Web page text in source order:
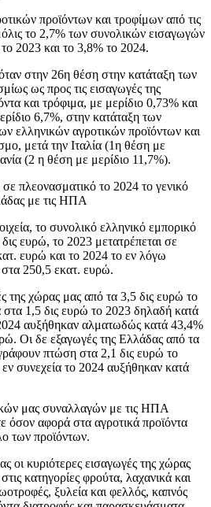
προϊόντων και τροφίμων από τις
το 2,7% των συνολικών εισαγωγών
2023 και το 3,8% το 2024.
στην 26η θέση στην κατάταξη των
ως προς τις εισαγωγές της
και τρόφιμα, με μερίδιο 0,73% και
6,7%, στην κατάταξη των
ελληνικών αγροτικών προϊόντων και
μετά την Ιταλία (1η θέση με
(2 η θέση με μερίδιο 11,7%).
πλεονασματικό το 2024 το γενικό
με τις ΗΠΑ
το συνολικό ελληνικό εμπορικό
ευρώ, το 2023 μετατρέπεται σε
ευρώ και το 2024 το εν λόγω
250,5 εκατ. ευρώ.
της χώρας μας από τα 3,5 δις ευρώ το
1,5 δις ευρώ το 2023 δηλαδή κατά
αυξήθηκαν αλματωδώς κατά 43,4%
Οι δε εξαγωγές της Ελλάδας από τα
πτώση στα 2,1 δις ευρώ το
συνεχεία το 2024 αυξήθηκαν κατά
μας συναλλαγών με τις ΗΠΑ
όσον αφορά στα αγροτικά προϊόντα
των προϊόντων.
οι κυριότερες εισαγωγές της χώρας
κατηγορίες φρούτα, λαχανικά και
ξυλεία και φελλός, καπνός